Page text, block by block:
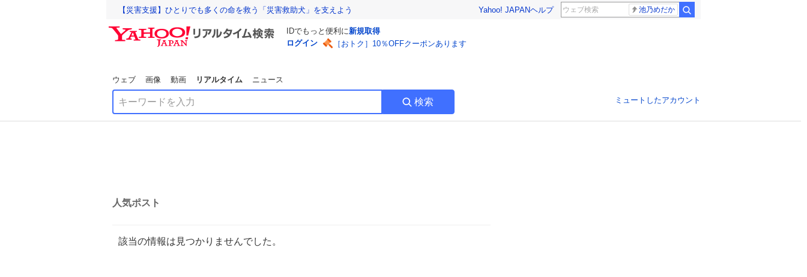
【災害支援】ひとりでも多くの命を救う「災害救助犬」を支えよう Yahoo! JAPANヘルプ 池乃めだか
IDでもっと便利に新規取得
ログイン
［おトク］10％OFFクーポンあります
ウェブ 画像 動画 リアルタイム ニュース
検索 ミュートしたアカウント
人気ポスト
該当の情報は見つかりませんでした。